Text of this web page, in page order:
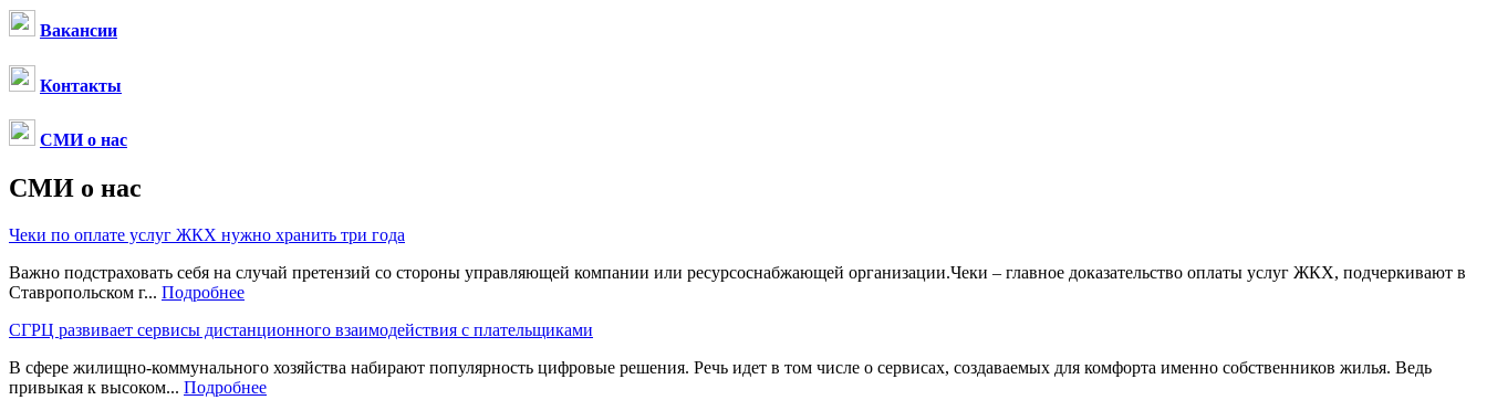
Вакансии
Контакты
СМИ о нас
СМИ о нас
Чеки по оплате услуг ЖКХ нужно хранить три года
Важно подстраховать себя на случай претензий со стороны управляющей компании или ресурсоснабжающей организации.Чеки – главное доказательство оплаты услуг ЖКХ, подчеркивают в
Ставропольском г... Подробнее
СГРЦ развивает сервисы дистанционного взаимодействия с плательщиками
В сфере жилищно-коммунального хозяйства набирают популярность цифровые решения. Речь идет в том числе о сервисах, создаваемых для комфорта именно собственников жилья. Ведь
привыкая к высоком... Подробнее